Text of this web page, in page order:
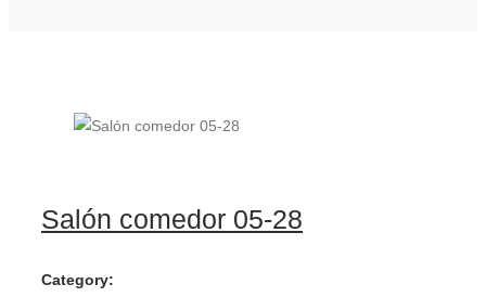
Salón comedor 05-28
Category: